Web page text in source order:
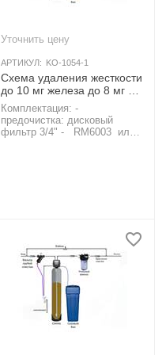
Уточнить цену
АРТИКУЛ: KO-1054-1
Схема удаления жесткости
до 10 мг железа до 8 мг и
марганца ионнообменной
смолой
AКЦИЯ
Комплектация: -
предочистка: дисковый
фильтр 3/4" - RM6003 или
солевой бак, 70 л - BTS-70 ;
- фильтр-комплект PS897-
BK1-PR-C (прозрачный
корпус Big Blue 10",
полипропиленовый
картридж). Стоимость
манометра и
сливного краника для